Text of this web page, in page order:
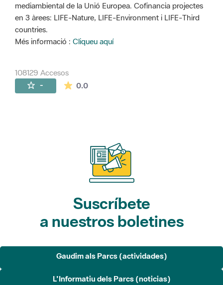
mediambiental de la Unió Europea. Cofinancia projectes
en 3 àrees: LIFE-Nature, LIFE-Environment i LIFE-Third
countries.
Més informació : Cliqueu aquí
108129 Accesos
- 0.0La valoración media es de 0 estrellas de
Suscríbete
a nuestros boletines
Gaudim als Parcs (actividades)
L'Informatiu dels Parcs (noticias)